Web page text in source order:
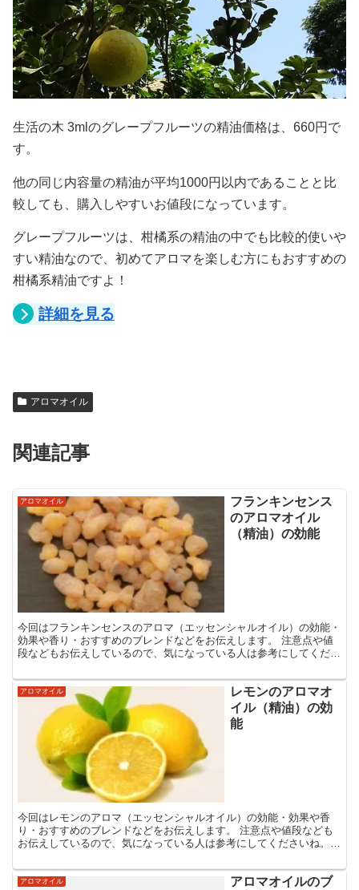
生活の木 3mlのグレープフルーツの精油価格は、660円で
す。
他の同じ内容量の精油が平均1000円以内であることと比
較しても、購入しやすいお値段になっています。
グレープフルーツは、柑橘系の精油の中でも比較的使いや
すい精油なので、初めてアロマを楽しむ方にもおすすめの
柑橘系精油ですよ！
詳細を見る
アロマオイル
関連記事
アロマオイル
フランキンセンス
のアロマオイル
（精油）の効能
今回はフランキンセンスのアロマ（エッセンシャルオイル）の効能・
効果や香り・おすすめのブレンドなどをお伝えします。 注意点や値
段などもお伝えしているので、気になっている人は参考にしてくださ
アロマオイル
レモンのアロマオ
イル（精油）の効
能
今回はレモンのアロマ（エッセンシャルオイル）の効能・効果や香
り・おすすめのブレンドなどをお伝えします。 注意点や値段なども
お伝えしているので、気になっている人は参考にしてくださいね。
アロマオイル
アロマオイルのブ